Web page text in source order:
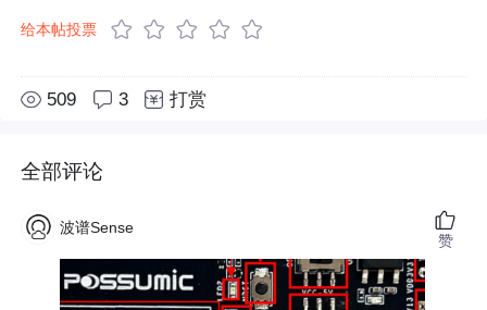
给本帖投票
509 3 打赏
全部评论
波谱Sense
赞